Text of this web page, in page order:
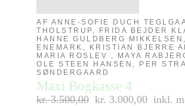
AF ANNE-SOFIE DUCH
THOLSTRUP, FRIDA BEJDER
HANNE GULDBERG
ENEMARK, KRISTIAN BJERRE
MARIA ROSLEV , MAYA
OLE STEEN HANSEN, PER
SØNDERGAARD
Maxi Bogkasse 4
kr.3.500,00 kr. 3.000,00 inkl.